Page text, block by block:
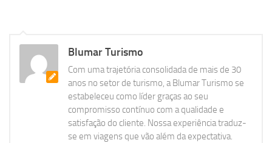
Blumar Turismo
Com uma trajetória consolidada de mais de 30
anos no setor de turismo, a Blumar Turismo se
estabeleceu como líder graças ao seu
compromisso contínuo com a qualidade e
satisfação do cliente. Nossa experiência traduz-
se em viagens que vão além da expectativa.